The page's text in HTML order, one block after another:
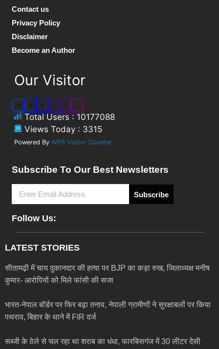
Contact us
Privacy Policy
Disclaimer
Become an Author
Our Visitor
1 1 7 7 0
Total Users : 10177088
Views Today : 3315
Powered By WPS Visitor Counter
Subscribe To Our Best Newsletters
Subscribe
Follow Us:
LATEST STORIES
सीतामढ़ी में चाय दुकानदार की हत्या पर BJP का कड़ा रुख, जिलाध्यक्ष मनीष
कुमार- आरोपियों को मिले फांसी की सजा
भारत-नेपाल बॉर्डर पर फिर बढ़ा तनाव, नेपाली ग्रामीणों ने सुरक्षाबलों पर किया
पथराव, बिहार के थाने में FIR दर्ज
सब्जी के ठेले से चल रहा था शराब का धंधा, फारबिसगंज में 30 लीटर देसी